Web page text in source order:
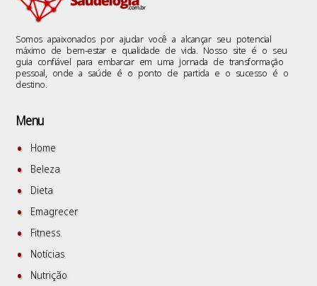
Somos apaixonados por ajudar você a alcançar seu potencial
máximo de bem-estar e qualidade de vida. Nosso site é o seu
guia confiável para embarcar em uma jornada de transformação
pessoal, onde a saúde é o ponto de partida e o sucesso é o
destino.
Menu
Home
Beleza
Dieta
Emagrecer
Fitness
Notícias
Nutrição